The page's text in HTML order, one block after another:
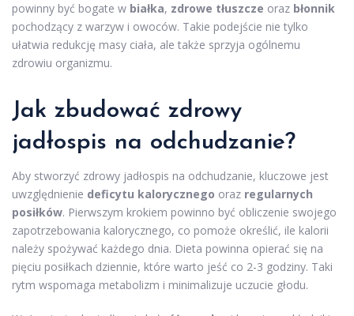
powinny być bogate w białka, zdrowe tłuszcze oraz błonnik
pochodzący z warzyw i owoców. Takie podejście nie tylko
ułatwia redukcję masy ciała, ale także sprzyja ogólnemu
zdrowiu organizmu.
Jak zbudować zdrowy
jadłospis na odchudzanie?
Aby stworzyć zdrowy jadłospis na odchudzanie, kluczowe jest
uwzględnienie deficytu kalorycznego oraz regularnych
posiłków. Pierwszym krokiem powinno być obliczenie swojego
zapotrzebowania kalorycznego, co pomoże określić, ile kalorii
należy spożywać każdego dnia. Dieta powinna opierać się na
pięciu posiłkach dziennie, które warto jeść co 2-3 godziny. Taki
rytm wspomaga metabolizm i minimalizuje uczucie głodu.